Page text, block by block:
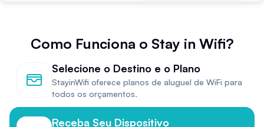
Como Funciona o Stay in Wifi?
Selecione o Destino e o Plano
StayinWifi oferece planos de aluguel de WiFi para
todos os orçamentos.
Receba Seu Dispositivo